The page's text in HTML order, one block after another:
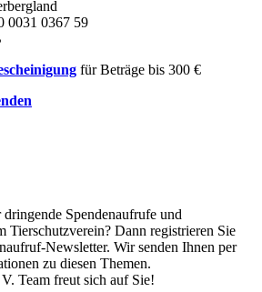
0031 0367 59
für Beträge bis 300 €
Spendenaufrufe und
Tierschutzverein? Dann registrieren Sie
Newsletter. Wir senden Ihnen per
zu diesen Themen.
Team freut sich auf Sie!